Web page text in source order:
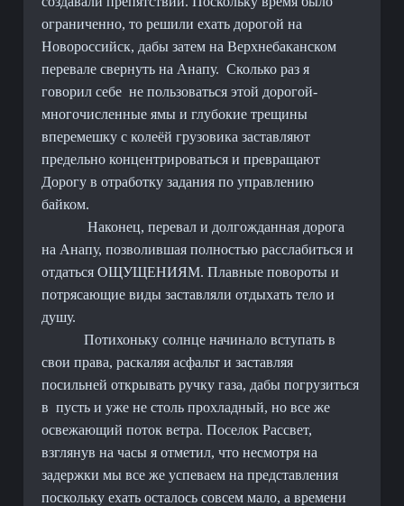
ограниченно, то решили ехать дорогой на
Новороссийск, дабы затем на Верхнебаканском
перевале свернуть на Анапу. Сколько раз я
говорил себе не пользоваться этой дорогой-
многочисленные ямы и глубокие трещины
вперемешку с колеёй грузовика заставляют
предельно концентрироваться и превращают
Дорогу в отработку задания по управлению
байком.
Наконец, перевал и долгожданная дорога
на Анапу, позволившая полностью расслабиться и
отдаться ОЩУЩЕНИЯМ. Плавные повороты и
потрясающие виды заставляли отдыхать тело и
душу.
Потихоньку солнце начинало вступать в
свои права, раскаляя асфальт и заставляя
посильней открывать ручку газа, дабы погрузиться
в пусть и уже не столь прохладный, но все же
освежающий поток ветра. Поселок Рассвет,
взглянув на часы я отметил, что несмотря на
задержки мы все же успеваем на представления
поскольку ехать осталось совсем мало, а времени